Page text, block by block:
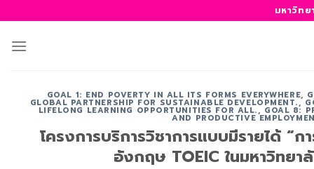
ไป
ยัง
มหาวิท
GOAL 1: END POVERTY IN ALL ITS FORMS EVERYWHERE,
GLOBAL PARTNERSHIP FOR SUSTAINABLE DEVELOPMENT.,
LIFELONG LEARNING OPPORTUNITIES FOR ALL., GOAL 8:
AND PRODUCTIVE
โครงการบริการวิชาการแบบมีรายได้ “
อังกฤษ TOEIC ในมหาวิทย